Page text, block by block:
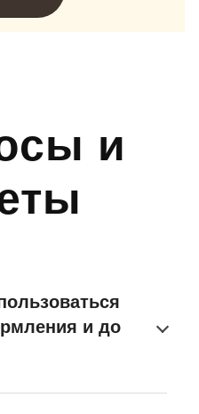
и
и до